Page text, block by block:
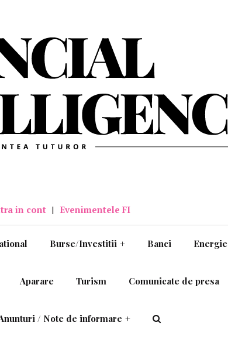
in cont | Evenimentele FI
Burse/Investitii + Banci Energie
Aparare Turism Comunicate de presa
/ Note de informare +